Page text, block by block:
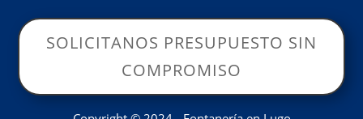
SOLICITANOS PRESUPUESTO SIN
COMPROMISO